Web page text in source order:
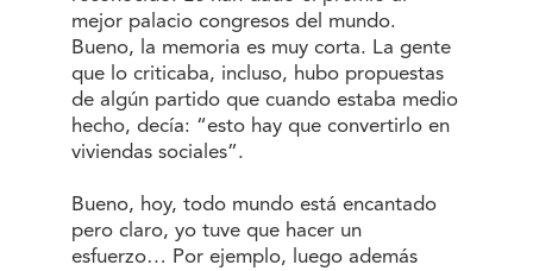
mejor palacio congresos del mundo.
Bueno, la memoria es muy corta. La gente
que lo criticaba, incluso, hubo propuestas
de algún partido que cuando estaba medio
hecho, decía: “esto hay que convertirlo en
viviendas sociales”.
Bueno, hoy, todo mundo está encantado
pero claro, yo tuve que hacer un
esfuerzo… Por ejemplo, luego además